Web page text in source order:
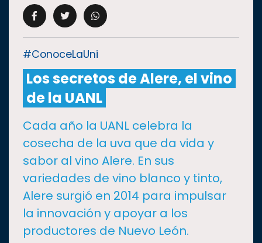
CAMPUS UANL
CULTURA
I+D+IEXPERTOS
SALUD
SUSTENTABILIDAD
#ConoceLaUni
Los secretos de Alere, el vino
de la UANL
Cada año la UANL celebra la
cosecha de la uva que da vida y
sabor al vino Alere. En sus
variedades de vino blanco y tinto,
Alere surgió en 2014 para impulsar
la innovación y apoyar a los
productores de Nuevo León.